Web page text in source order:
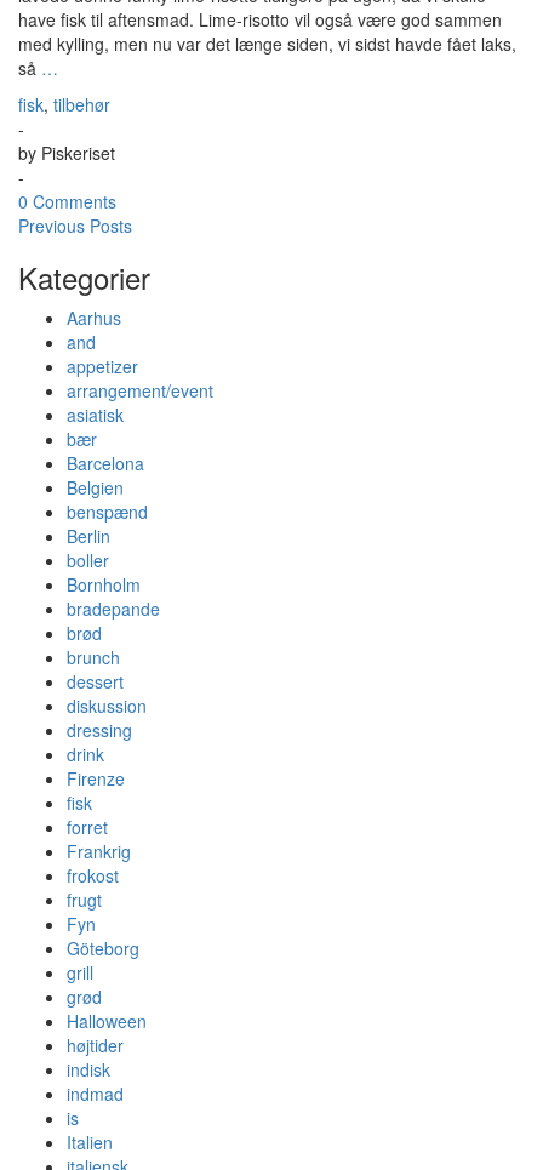
have fisk til aftensmad. Lime-risotto vil også være god sammen
med kylling, men nu var det længe siden, vi sidst havde fået laks,
så …
fisk, tilbehør
-
by Piskeriset
-
0 Comments
Previous Posts
Kategorier
Aarhus
and
appetizer
arrangement/event
asiatisk
bær
Barcelona
Belgien
benspænd
Berlin
boller
Bornholm
bradepande
brød
brunch
dessert
diskussion
dressing
drink
Firenze
fisk
forret
Frankrig
frokost
frugt
Fyn
Göteborg
grill
grød
Halloween
højtider
indisk
indmad
is
Italien